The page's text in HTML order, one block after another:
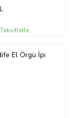
El Örgü İpi